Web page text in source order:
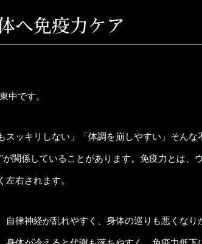
へ免疫力ケア
中です。
スッキリしない」「体調を崩しやすい」そんな
が関係していることがあります。免疫力とは
右されます。
自律神経が乱れやすく、身体の巡りも悪くな